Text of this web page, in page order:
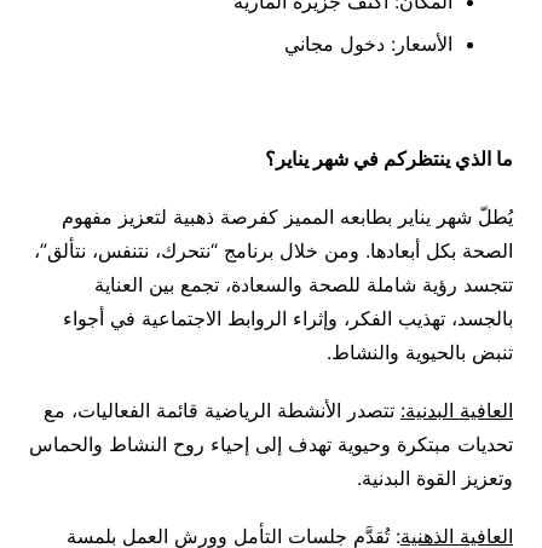
الأسعار: دخول مجاني
ما الذي ينتظركم في شهر يناير؟
يُطلّ شهر يناير بطابعه المميز كفرصة ذهبية لتعزيز مفهوم
الصحة بكل أبعادها. ومن خلال برنامج “نتحرك، نتنفس، نتألق”،
تتجسد رؤية شاملة للصحة والسعادة، تجمع بين العناية
بالجسد، تهذيب الفكر، وإثراء الروابط الاجتماعية في أجواء
تنبض بالحيوية والنشاط.
العافية البدنية: تتصدر الأنشطة الرياضية قائمة الفعاليات، مع
تحديات مبتكرة وحيوية تهدف إلى إحياء روح النشاط والحماس
وتعزيز القوة البدنية.
العافية الذهنية: تُقدَّم جلسات التأمل وورش العمل بلمسة